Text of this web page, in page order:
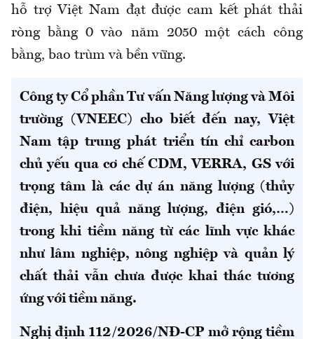
hỗ trợ Việt Nam đạt được cam kết phát thải
ròng bằng 0 vào năm 2050 một cách công
bằng, bao trùm và bền vững.
Công ty Cổ phần Tư vấn Năng lượng và Môi
trường (VNEEC) cho biết đến nay, Việt
Nam tập trung phát triển tín chỉ carbon
chủ yếu qua cơ chế CDM, VERRA, GS với
trọng tâm là các dự án năng lượng (thủy
điện, hiệu quả năng lượng, điện gió,…)
trong khi tiềm năng từ các lĩnh vực khác
như lâm nghiệp, nông nghiệp và quản lý
chất thải vẫn chưa được khai thác tương
ứng với tiềm năng.
Nghị định 112/2026/NĐ-CP mở rộng tiềm